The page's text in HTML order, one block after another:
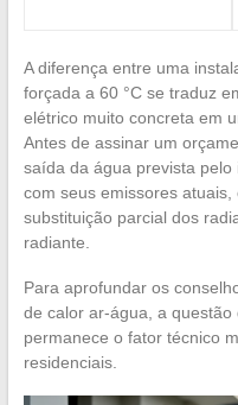
A diferença entre uma
forçada a 60 °C se traduz
elétrico muito concreta em
Antes de assinar um
saída da água prevista pelo
com seus emissores
substituição parcial dos
radiante.
Para aprofundar os
de calor ar-água, a
permanece o fator técnico
residenciais.